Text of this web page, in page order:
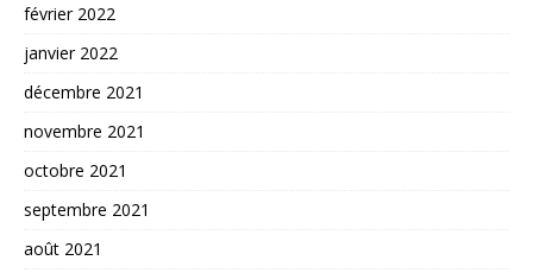
février 2022
janvier 2022
décembre 2021
novembre 2021
octobre 2021
septembre 2021
août 2021